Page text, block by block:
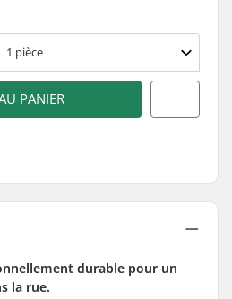
1 pièce
PANIER
durable pour un
la rue.